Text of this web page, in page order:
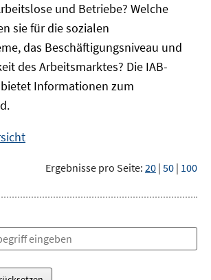
und Betriebe? Welche
sie für die sozialen
das Beschäftigungsniveau und
des Arbeitsmarktes? Die IAB-
Informationen zum
Ergebnisse pro Seite: 20 | 50 | 100